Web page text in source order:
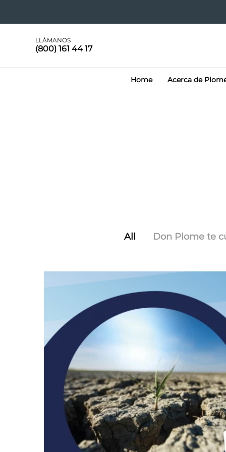
LLÁMANOS
(800) 161 44 17
Home Acerca de
All Don Plome te